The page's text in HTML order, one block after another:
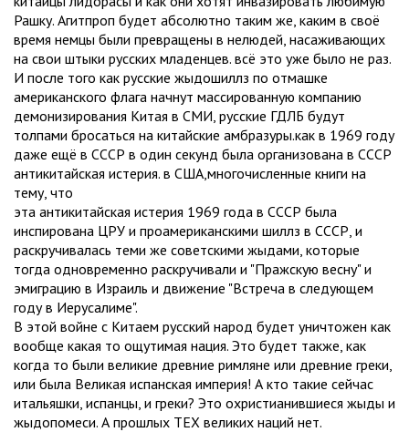
Рашку. Агитпроп будет абсолютно таким же, каким в своё
время немцы были превращены в нелюдей, насаживающих
на свои штыки русских младенцев. всё это уже было не раз.
И после того как русские жыдошиллз по отмашке
американского флага начнут массированную компанию
демонизирования Китая в СМИ, русские ГДЛБ будут
толпами бросаться на китайские амбразуры.как в 1969 году
даже ещё в СССР в один секунд была организована в СССР
антикитайская истерия. в США,многочисленные книги на
тему, что
эта антикитайская истерия 1969 года в СССР была
инспирована ЦРУ и проамериканскими шиллз в СССР, и
раскручивалась теми же советскими жыдами, которые
тогда одновременно раскручивали и "Пражскую весну" и
эмиграцию в Израиль и движение "Встреча в следующем
году в Иерусалиме".
В этой войне с Китаем русский народ будет уничтожен как
вообще какая то ощутимая нация. Это будет также, как
когда то были великие древние римляне или древние греки,
или была Великая испанская империя! А кто такие сейчас
итальяшки, испанцы, и греки? Это охристианившиеся жыды и
жыдопомеси. А прошлых ТЕХ великих наций нет.